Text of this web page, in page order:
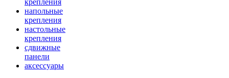
крепления
напольные
крепления
настольные
крепления
сдвижные
панели
аксессуары